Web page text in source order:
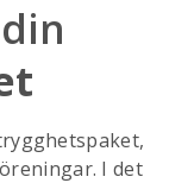
I det